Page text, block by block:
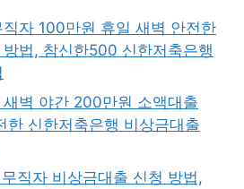
직자 100만원 휴일 새벽 안전한
방법, 참신한500 신한저축은행
새벽 야간 200만원 소액대출
한 신한저축은행 비상금대출
직자 비상금대출 신청 방법,